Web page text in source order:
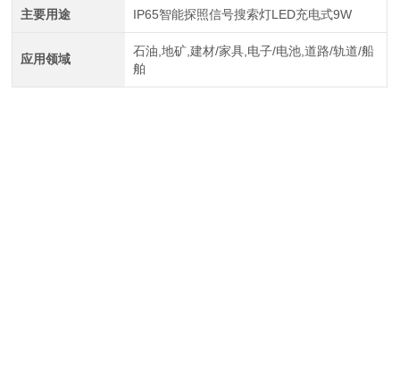
主要用途 IP65智能探照信号搜索灯LED充电式9W
应用领域
石油,地矿,建材/家具,电子/电池,道路/轨道/船
舶